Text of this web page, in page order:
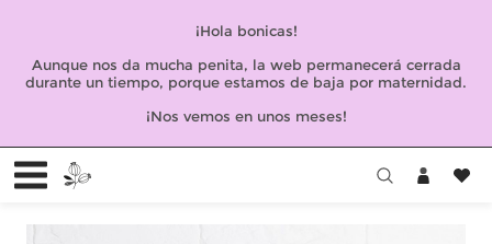
¡Hola bonicas!
Aunque nos da mucha penita, la web permanecerá cerrada
durante un tiempo, porque estamos de baja por maternidad.
¡Nos vemos en unos meses!